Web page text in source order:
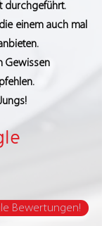
durchgeführt.
einem auch mal
Gewissen
Bewertungen!